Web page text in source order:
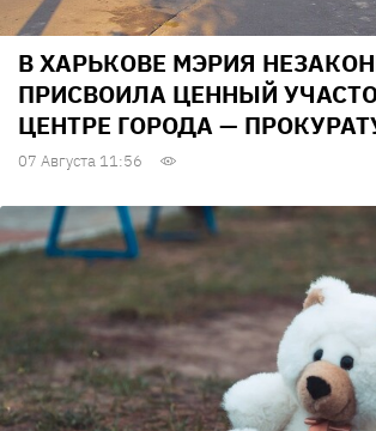
В ХАРЬКОВЕ МЭРИЯ
ПРИСВОИЛА ЦЕННЫЙ
ЦЕНТРЕ ГОРОДА —
07 Августа 11:56